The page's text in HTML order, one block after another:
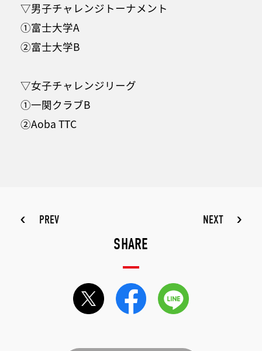
▽男子チャレンジトーナメント
①富士大学A
②富士大学B
▽女子チャレンジリーグ
①一関クラブB
②Aoba TTC
PREV NEXT
SHARE